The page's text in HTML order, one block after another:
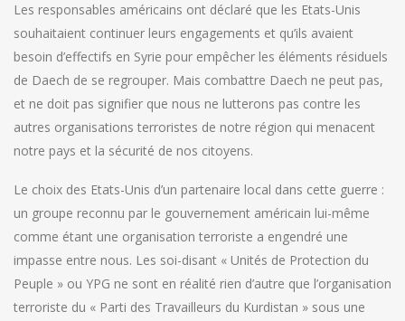
Les responsables américains ont déclaré que les Etats-Unis
souhaitaient continuer leurs engagements et qu’ils avaient
besoin d’effectifs en Syrie pour empêcher les éléments résiduels
de Daech de se regrouper. Mais combattre Daech ne peut pas,
et ne doit pas signifier que nous ne lutterons pas contre les
autres organisations terroristes de notre région qui menacent
notre pays et la sécurité de nos citoyens.
Le choix des Etats-Unis d’un partenaire local dans cette guerre :
un groupe reconnu par le gouvernement américain lui-même
comme étant une organisation terroriste a engendré une
impasse entre nous. Les soi-disant « Unités de Protection du
Peuple » ou YPG ne sont en réalité rien d’autre que l’organisation
terroriste du « Parti des Travailleurs du Kurdistan » sous une